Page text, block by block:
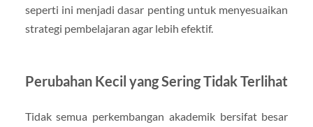
seperti ini menjadi dasar penting untuk menyesuaikan
strategi pembelajaran agar lebih efektif.
Perubahan Kecil yang Sering Tidak Terlihat
Tidak semua perkembangan akademik bersifat besar